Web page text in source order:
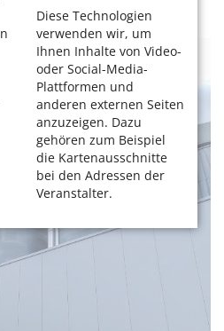
Diese Technologien
verwenden wir, um
Ihnen Inhalte von Video-
oder Social-Media-
Plattformen und
anderen externen Seiten
anzuzeigen. Dazu
gehören zum Beispiel
die Kartenausschnitte
bei den Adressen der
Veranstalter.